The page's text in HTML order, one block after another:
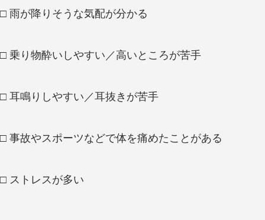
□ 雨が降りそうな気配が分かる
□ 乗り物酔いしやすい／高いところが苦手
□ 耳鳴りしやすい／耳抜きが苦手
□ 事故やスポーツなどで体を痛めたことがある
□ ストレスが多い